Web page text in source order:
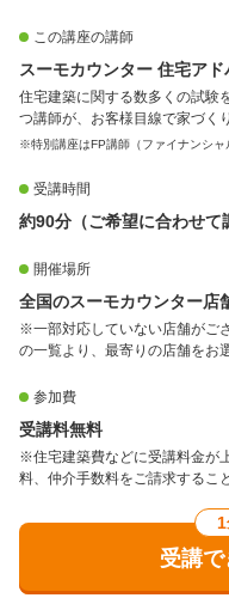
この講座の講師
スーモカウンター 住宅ア
住宅建築に関する数多くの試験
つ講師が、お客様目線で家づく
※特別講座はFP講師（ファイナンシャ
受講時間
約90分（ご希望に合わせて
開催場所
全国のスーモカウンター店
※一部対応していない店舗がご
の一覧より、最寄りの店舗をお
参加費
受講料無料
※住宅建築費などに受講料金が
料、仲介手数料をご請求するこ
1
受講